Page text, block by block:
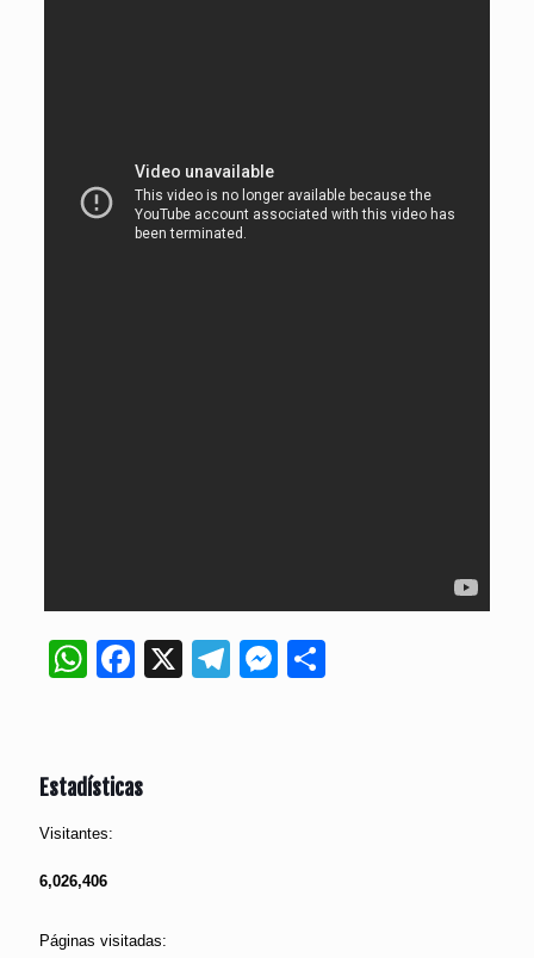
WhatsApp
Facebook
X Telegram
Messenger
Estadísticas
Visitantes:
6,026,406
Páginas visitadas: